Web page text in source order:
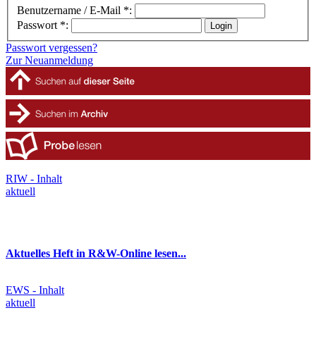
Benutzername / E-Mail *:
Passwort *:
Passwort vergessen?
Zur Neuanmeldung
RIW - Inhalt
aktuell
Aktuelles Heft in R&W-Online lesen...
EWS - Inhalt
aktuell